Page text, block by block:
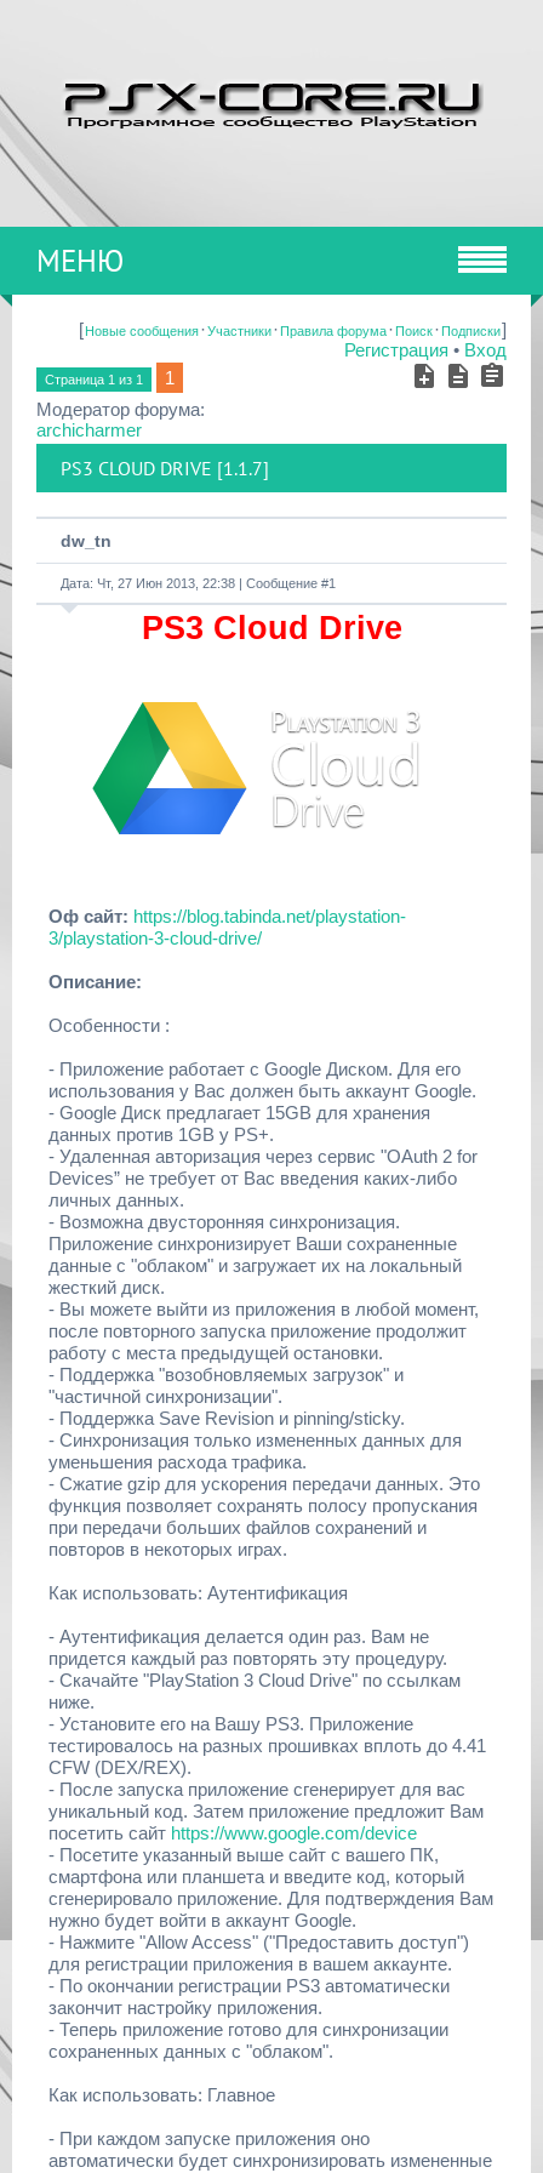
МЕНЮ
[Новые сообщения·Участники·Правила форума·Поиск·Подписки]
Регистрация • Вход
Страница 1 из 1
1
Модератор форума:
archicharmer
PS3 CLOUD DRIVE [1.1.7]
dw_tn
Дата: Чт, 27 Июн 2013, 22:38 | Сообщение #1
PS3 Cloud Drive
Оф сайт: https://blog.tabinda.net/playstation-
3/playstation-3-cloud-drive/
Описание:
Особенности :
- Приложение работает с Google Диском. Для его
использования у Вас должен быть аккаунт Google.
- Google Диск предлагает 15GB для хранения
данных против 1GB у PS+.
- Удаленная авторизация через сервис "OAuth 2 for
Devices” не требует от Вас введения каких-либо
личных данных.
- Возможна двусторонняя синхронизация.
Приложение синхронизирует Ваши сохраненные
данные с "облаком" и загружает их на локальный
жесткий диск.
- Вы можете выйти из приложения в любой момент,
после повторного запуска приложение продолжит
работу с места предыдущей остановки.
- Поддержка "возобновляемых загрузок" и
"частичной синхронизации".
- Поддержка Save Revision и pinning/sticky.
- Синхронизация только измененных данных для
уменьшения расхода трафика.
- Сжатие gzip для ускорения передачи данных. Это
функция позволяет сохранять полосу пропускания
при передачи больших файлов сохранений и
повторов в некоторых играх.
Как использовать: Аутентификация
- Аутентификация делается один раз. Вам не
придется каждый раз повторять эту процедуру.
- Скачайте "PlayStation 3 Cloud Drive" по ссылкам
ниже.
- Установите его на Вашу PS3. Приложение
тестировалось на разных прошивках вплоть до 4.41
CFW (DEX/REX).
- После запуска приложение сгенерирует для вас
уникальный код. Затем приложение предложит Вам
посетить сайт https://www.google.com/device
- Посетите указанный выше сайт с вашего ПК,
смартфона или планшета и введите код, который
сгенерировало приложение. Для подтверждения Вам
нужно будет войти в аккаунт Google.
- Нажмите "Allow Access" ("Предоставить доступ")
для регистрации приложения в вашем аккаунте.
- По окончании регистрации PS3 автоматически
закончит настройку приложения.
- Теперь приложение готово для синхронизации
сохраненных данных с "облаком".
Как использовать: Главное
- При каждом запуске приложения оно
автоматически будет синхронизировать измененные